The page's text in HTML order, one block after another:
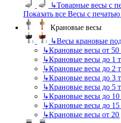
↳Товарные весы с
Показать все Весы с печатью
Крановые весы
↳Весы крановые
↳Крановые весы от 50
↳Крановые весы до 1 т
↳Крановые весы до 2 т
↳Крановые весы до 3 т
↳Крановые весы до 5 т
↳Крановые весы до 10
↳Крановые весы до 15
↳Крановые весы от 20